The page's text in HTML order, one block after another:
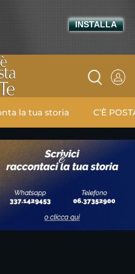
la tua storia C’È
INSTALLA